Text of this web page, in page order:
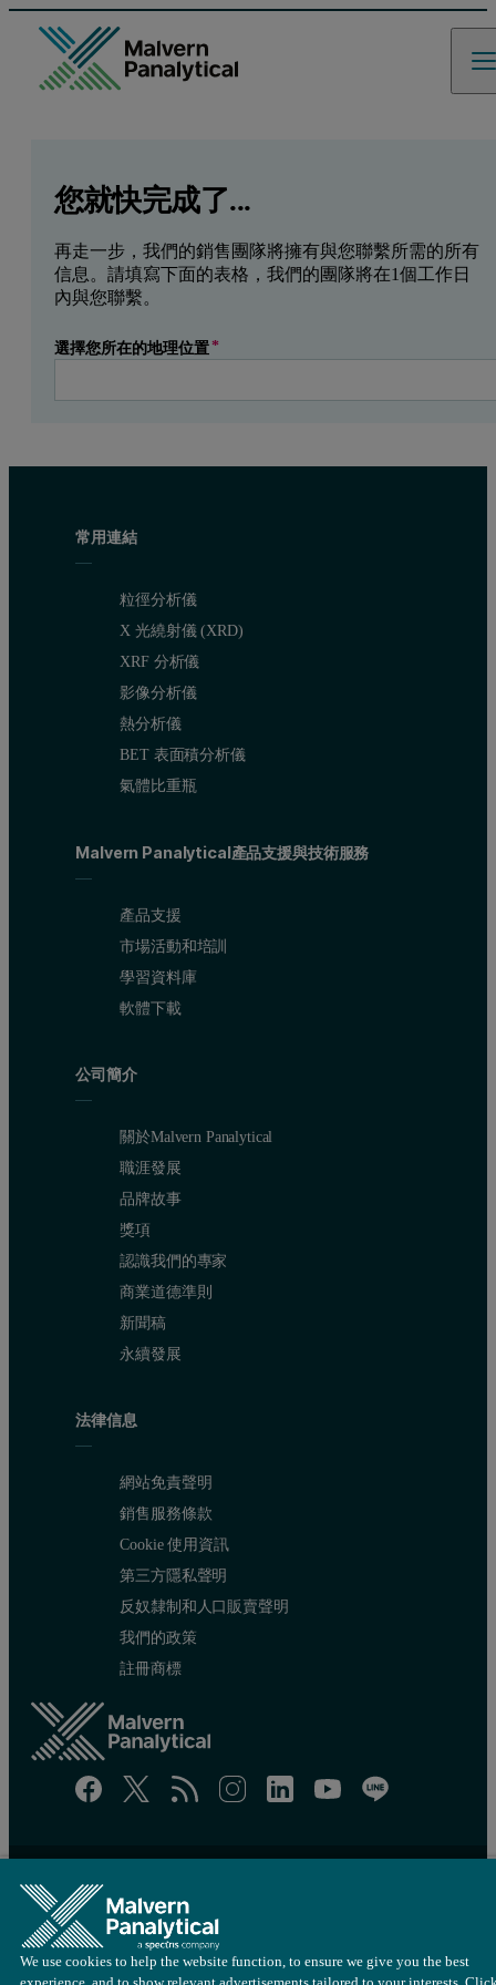
您就快完成了...
再走一步，我們的銷售團隊將擁有與您聯繫所需的所有
信息。請填寫下面的表格，我們的團隊將在1個工作日
內與您聯繫。
選擇您所在的地理位置
常用連結
粒徑分析儀
X 光繞射儀 (XRD)
XRF 分析儀
影像分析儀
熱分析儀
BET 表面積分析儀
氣體比重瓶
Malvern Panalytical產品支援與技術服務
產品支援
市場活動和培訓
學習資料庫
軟體下載
公司簡介
關於Malvern Panalytical
職涯發展
品牌故事
獎項
認識我們的專家
商業道德準則
新聞稿
永續發展
法律信息
網站免責聲明
銷售服務條款
Cookie 使用資訊
第三方隱私聲明
反奴隸制和人口販賣聲明
我們的政策
註冊商標
網站地圖
Cookie 設定
© 版權所有 2022 - Malvern Panalytical Ltd 隸屬於
We use cookies to help the website function, to ensure we give you the best